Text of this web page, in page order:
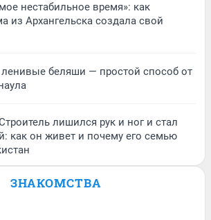
нестабильное время»: как
из Архангельска создала свой
ленивые беляши — простой способ от
лишился рук и ног и стал
как он живет и почему его семью
ЗНАКОМСТВА